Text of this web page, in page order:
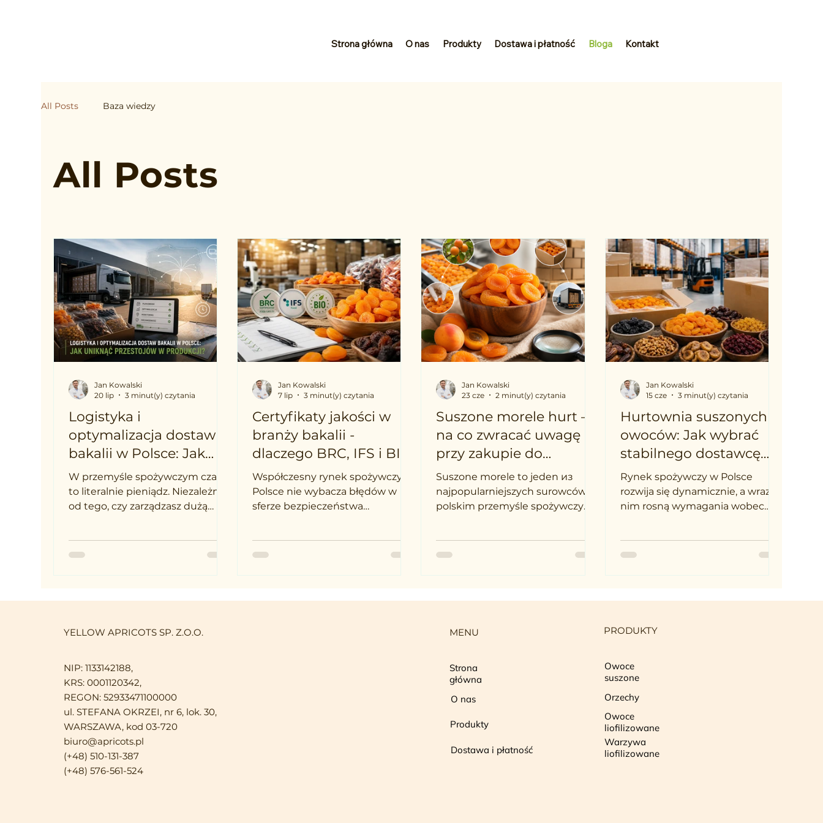
Strona główna O nas Produkty Dostawa i płatność Bloga Kontakt
All Posts Baza wiedzy
All Posts
Logistyka i
optymalizacja dostaw
bakalii w Polsce: Jak
uniknąć przestojów w
produkcji?
W przemyśle spożywczym czas
to literalnie pieniądz. Niezależnie
od tego, czy zarządzasz dużą
pakowania musli, Twój
zakładu, wygenerować ogromne
na kary umowne ze strony sieci
handlowych.
Jan Kowalski
20 lip
3 minut(y) czytania
Certyfikaty jakości w
branży bakalii -
dlaczego BRC, IFS i BIO
są kluczowe dla
Twojego biznesu?
Współczesny rynek spożywczy w
Polsce nie wybacza błędów w
sferze bezpieczeństwa
oraz sektora HoReCa, każda
Jan Kowalski
7 lip
3 minut(y) czytania
Suszone morele hurt –
na co zwracać uwagę
przy zakupie do
produkcji i handlu?
Suszone morele to jeden из
najpopularniejszych surowców w
polskim przemyśle spożywczym.
dań gotowych oraz na półki
Jan Kowalski
23 cze
2 minut(y) czytania
Hurtownia suszonych
owoców: Jak wybrać
stabilnego dostawcę
B2B?
Rynek spożywczy w Polsce
rozwija się dynamicznie, a wraz z
nim rosną wymagania wobec
piekarni oraz sieci handlowych,
Jan Kowalski
15 cze
3 minut(y) czytania
YELLOW APRICOTS SP. Z.O.O.
NIP: 1133142188,
KRS: 0001120342,
REGON: 52933471100000
ul. STEFANA OKRZEI, nr 6, lok. 30,
WARSZAWA, kod 03-720
biuro@apricots.pl
(+48) 510-131-387
(+48) 576-561-524
MENU
Strona
główna
O nas
Produkty
Dostawa i płatność
PRODUKTY
Owoce
suszone
Orzechy
Owoce
liofilizowane
Warzywa
liofilizowane